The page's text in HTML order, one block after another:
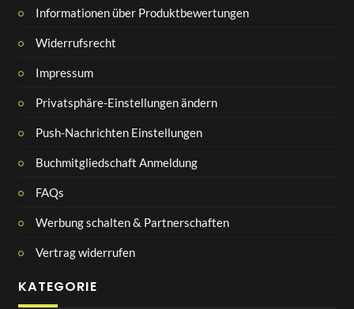
Informationen über Produktbewertungen
Widerrufsrecht
Impressum
Privatsphäre-Einstellungen ändern
Push-Nachrichten Einstellungen
Buchmitgliedschaft Anmeldung
FAQs
Werbung schalten & Partnerschaften
Vertrag widerrufen
KATEGORIE